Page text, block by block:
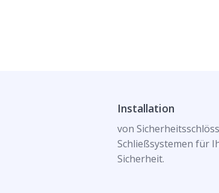
Installation
von
Schließsystemen für
Sicherheit.